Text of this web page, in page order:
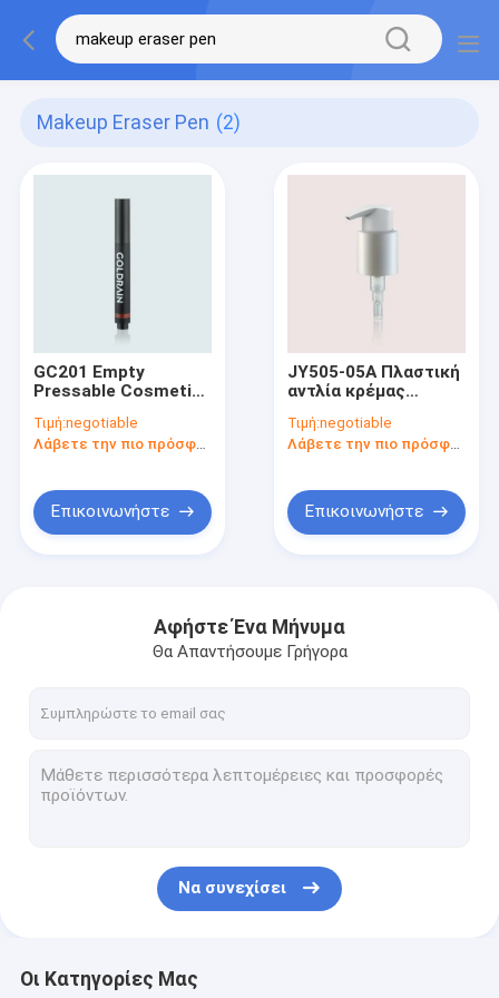
Makeup Eraser Pen (2)
GC201 Empty
Pressable Cosmetic
Σχήμα ABS/ABS PCR
Empty Lip Gloss Pen
Τιμή:negotiable
Λάβετε την πιο πρόσφατη τιμή
Επικοινωνήστε
JY505-05A Πλαστική
αντλία κρέμας
0,45cc
Τιμή:negotiable
Λάβετε την πιο πρόσφατη τιμή
Επικοινωνήστε
Αφήστε Ένα Μήνυμα
Θα Απαντήσουμε Γρήγορα
Να συνεχίσει
Οι Κατηγορίες Μας